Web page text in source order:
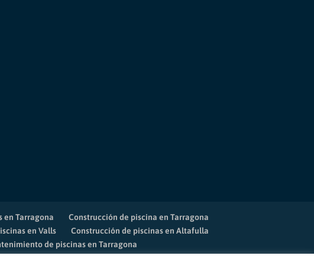
en Tarragona
Construcción de piscina en Tarragona
en Valls
Construcción de piscinas en Altafulla
de piscinas en Tarragona